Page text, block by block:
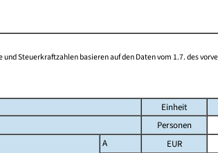
Steuerkraftzahlen basieren auf den Daten vom 1.7. des
Einheit
Personen
A EUR